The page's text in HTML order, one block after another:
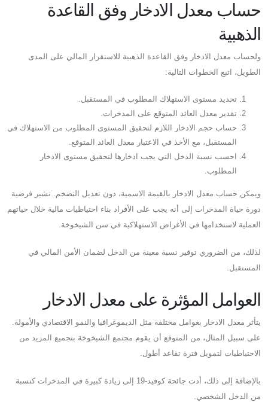
حساب معدل الادخار وفق القاعدة
الذهبية
ولحساب معدل الادخار وفق القاعدة الذهبية للاستقرار المالي على المدى
الطويل، اتبع الخطوات التالية:
تحديد مستوى الاستهلاك المطلوب في المستقبل.
تقدير معدل العائد المتوقع على المدخرات.
حساب حجم الادخار اللازم لتحقيق المستوى المطلوب من الاستهلاك في
المستقبل، مع الأخذ في الاعتبار معدل العائد المتوقع.
احسب نسبة الدخل التي يجب ادخارها لتحقيق مستوى الادخار
المطلوب.
ويمكن حساب معدل الادخار بالقيمة الاسمية، دون تعديل التضخم. تشير فرضية
دورة حياة المدخرات إلى أنه يجب على الأفراد بناء احتياطيات مالية خلال حياتهم
العملية لاستخدامها في الأغراض الاستهلاكية في سن الشيخوخة.
لذلك، من الضروري توفير نسبة معينة من الدخل لضمان الأمن المالي في
المستقبل.
العوامل المؤثرة على معدل الادخار
يتأثر معدل الادخار بعوامل مختلفة مثل الديموغرافيا والنمو الاقتصادي والأمولة.
على سبيل المثال، من المتوقع أن يقوم مجتمع الشيخوخة بتجميع المزيد من
الاحتياطيات لتمويل فترة تقاعد أطول.
بالإضافة إلى ذلك، أدت جائحة كوفيد-19 إلى زيادة كبيرة في المدخرات كنسبة
من الدخل الشخصي.